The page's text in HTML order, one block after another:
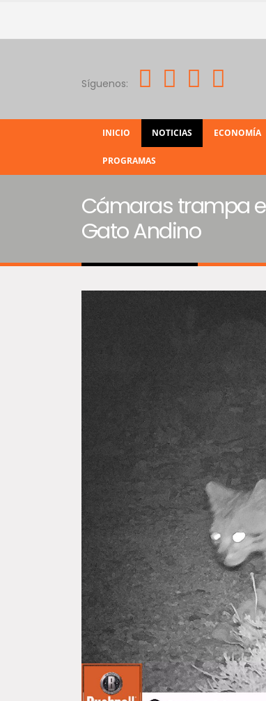
Síguenos:
INICIO NOTICIAS ECONOMÍA
PROGRAMAS
Cámaras trampa
Gato Andino